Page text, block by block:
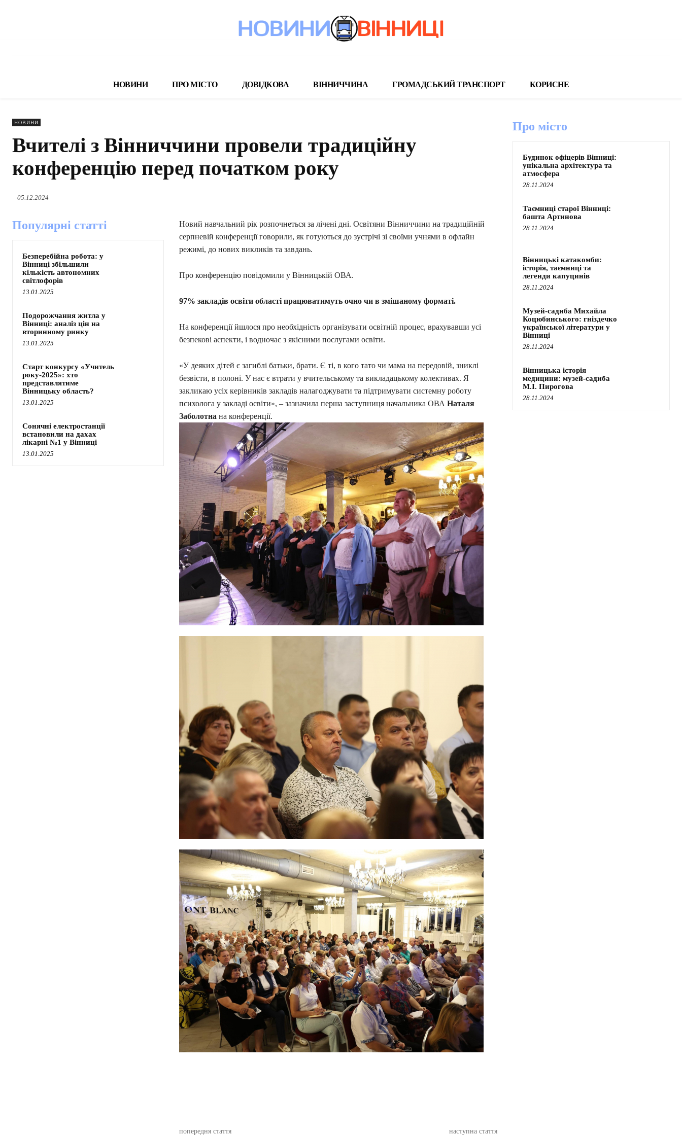
НОВИНИ ПРО МІСТО ДОВІДКОВА ВІННИЧЧИНА ГРОМАДСЬКИЙ ТРАНСПОРТ КОРИСНЕ
НОВИНИ
Вчителі з Вінниччини провели традиційну
конференцію перед початком року
05.12.2024
Популярні статті
Безперебійна робота: у
Вінниці збільшили
кількість автономних
світлофорів
13.01.2025
Подорожчання житла у
Вінниці: аналіз цін на
вторинному ринку
13.01.2025
Старт конкурсу «Учитель
року-2025»: хто
представлятиме
Вінницьку область?
13.01.2025
Сонячні електростанції
встановили на дахах
лікарні №1 у Вінниці
13.01.2025
Новий навчальний рік розпочнеться за лічені дні. Освітяни Вінниччини на традиційній
серпневій конференції говорили, як готуються до зустрічі зі своїми учнями в офлайн
режимі, до нових викликів та завдань.
Про конференцію повідомили у Вінницькій ОВА.
97% закладів освіти області працюватимуть очно чи в змішаному форматі.
На конференції йшлося про необхідність організувати освітній процес, врахувавши усі
безпекові аспекти, і водночас з якісними послугами освіти.
«У деяких дітей є загиблі батьки, брати. Є ті, в кого тато чи мама на передовій, зниклі
безвісти, в полоні. У нас є втрати у вчительському та викладацькому колективах. Я
закликаю усіх керівників закладів налагоджувати та підтримувати системну роботу
психолога у закладі освіти», – зазначила перша заступниця начальника ОВА Наталя
Заболотна на конференції.
попередня стаття наступна стаття
Про місто
Будинок офіцерів Вінниці:
унікальна архітектура та
атмосфера
28.11.2024
Таємниці старої Вінниці:
башта Артинова
28.11.2024
Вінницькі катакомби:
історія, таємниці та
легенди капуцинів
28.11.2024
Музей-садиба Михайла
Коцюбинського: гніздечко
української літератури у
Вінниці
28.11.2024
Вінницька історія
медицини: музей-садиба
М.І. Пирогова
28.11.2024